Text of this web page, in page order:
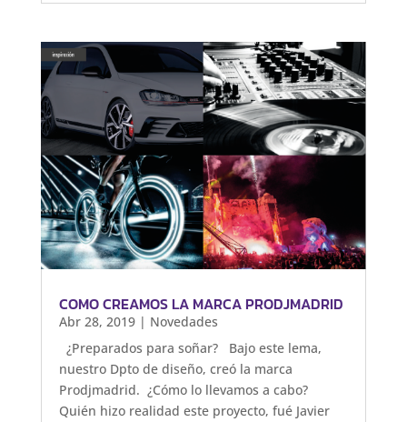
COMO CREAMOS LA MARCA PRODJMADRID
Abr 28, 2019| Novedades
¿Preparados para soñar? Bajo este lema,
nuestro Dpto de diseño, creó la marca
Prodjmadrid. ¿Cómo lo llevamos a cabo?
Quién hizo realidad este proyecto, fué Javier